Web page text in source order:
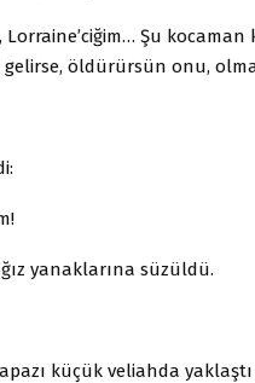
Şu kocaman
öldürürsün onu,
yanaklarına süzüldü.
küçük veliahda